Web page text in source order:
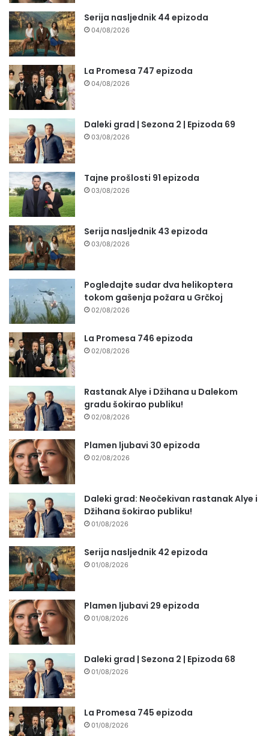
Serija nasljednik 44 epizoda
04/08/2026
La Promesa 747 epizoda
04/08/2026
Daleki grad | Sezona 2 | Epizoda 69
03/08/2026
Tajne prošlosti 91 epizoda
03/08/2026
Serija nasljednik 43 epizoda
03/08/2026
Pogledajte sudar dva helikoptera
tokom gašenja požara u Grčkoj
02/08/2026
La Promesa 746 epizoda
02/08/2026
Rastanak Alye i Džihana u Dalekom
gradu šokirao publiku!
02/08/2026
Plamen ljubavi 30 epizoda
02/08/2026
Daleki grad: Neočekivan rastanak Alye i
Džihana šokirao publiku!
01/08/2026
Serija nasljednik 42 epizoda
01/08/2026
Plamen ljubavi 29 epizoda
01/08/2026
Daleki grad | Sezona 2 | Epizoda 68
01/08/2026
La Promesa 745 epizoda
01/08/2026